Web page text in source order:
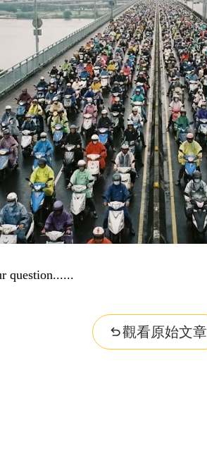
question...
觀看原始文章